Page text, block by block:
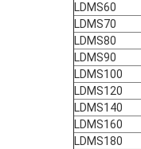
LDMS60
LDMS70
LDMS80
LDMS90
LDMS100
LDMS120
LDMS140
LDMS160
LDMS180